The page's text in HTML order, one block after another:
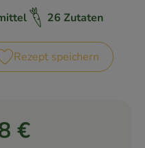
26 Zutaten
Rezept speichern
€